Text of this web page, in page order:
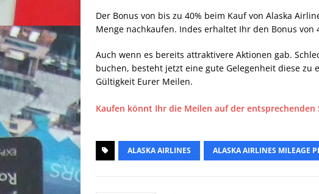
Der Bonus von bis zu 40% beim Kauf von Alaska
Menge nachkaufen. Indes erhaltet Ihr den Bonus
Auch wenn es bereits attraktivere Aktionen gab.
buchen, besteht jetzt eine gute Gelegenheit diese
Gültigkeit Eurer Meilen.
Kaufen könnt Ihr die Meilen auf der entsprechenden
ALASKA AIRLINES ALASKA AIRLINES MILEAGE